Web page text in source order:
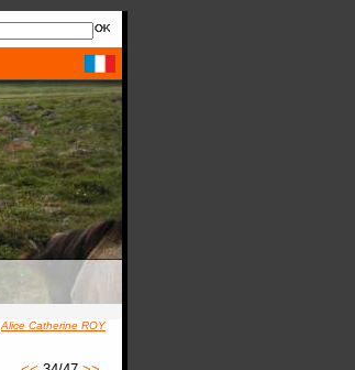
Alice Catherine ROY